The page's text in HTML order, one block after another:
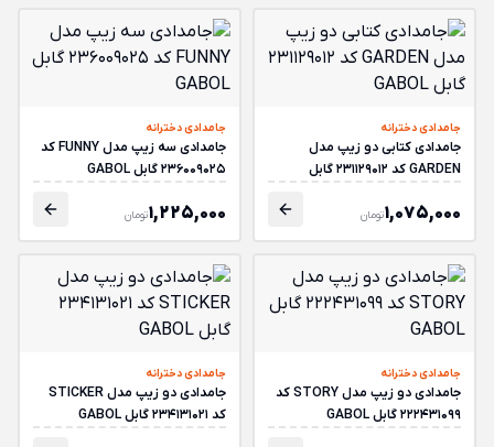
جامدادی دخترانه
جامدادی کتابی دو زیپ مدل
GARDEN کد 231129012 گابل
1,075,000تومان
جامدادی دخترانه
جامدادی سه زیپ مدل FUNNY کد
236009025 گابل GABOL
1,225,000تومان
جامدادی دخترانه
جامدادی دو زیپ مدل STORY کد
222431099 گابل GABOL
جامدادی دخترانه
جامدادی دو زیپ مدل STICKER
کد 234131021 گابل GABOL